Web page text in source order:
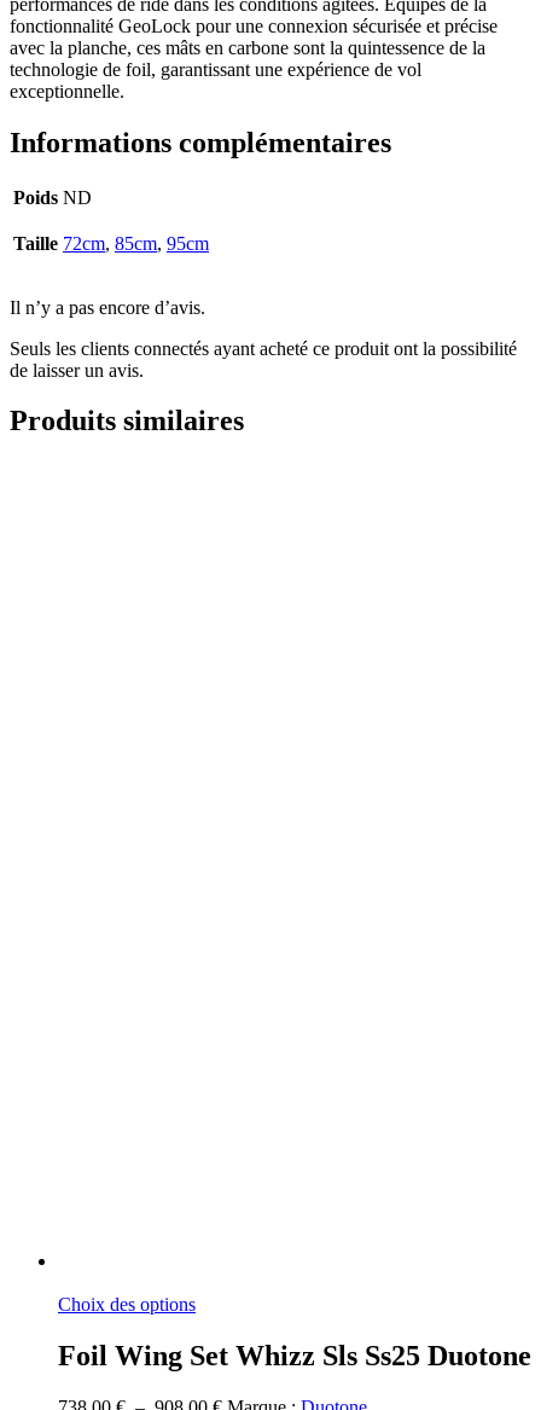
fonctionnalité GeoLock pour une connexion sécurisée et précise
avec la planche, ces mâts en carbone sont la quintessence de la
technologie de foil, garantissant une expérience de vol
exceptionnelle.
Informations complémentaires
Poids ND
Taille 72cm, 85cm, 95cm
Il n’y a pas encore d’avis.
Seuls les clients connectés ayant acheté ce produit ont la possibilité
de laisser un avis.
Produits similaires
Choix des optionsCe
a
plusieurs
Foil Wing Set Whizz Sls Ss25 Duotone